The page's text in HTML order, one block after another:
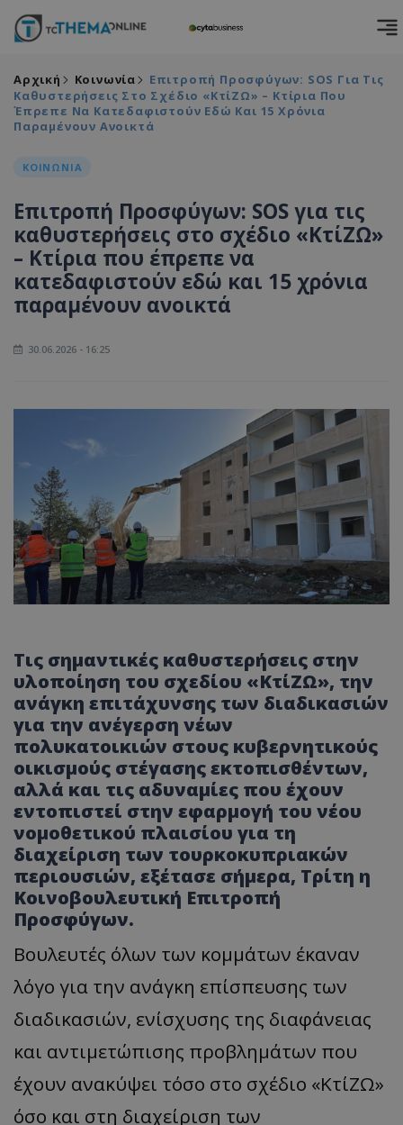
Αρχική Κοινωνία
Επιτροπή Προσφύγων: SOS Για Τις
Καθυστερήσεις Στο Σχέδιο «ΚτίΖΩ» – Κτίρια Που
Έπρεπε Να Κατεδαφιστούν Εδώ Και 15 Χρόνια
Παραμένουν Ανοικτά
ΚΟΙΝΩΝΙΑ
Επιτροπή Προσφύγων: SOS για τις
καθυστερήσεις στο σχέδιο «ΚτίΖΩ»
– Κτίρια που έπρεπε να
κατεδαφιστούν εδώ και 15 χρόνια
παραμένουν ανοικτά
30.06.2026 - 16:25
Τις σημαντικές καθυστερήσεις στην
υλοποίηση του σχεδίου «ΚτίΖΩ», την
ανάγκη επιτάχυνσης των διαδικασιών
για την ανέγερση νέων
πολυκατοικιών στους κυβερνητικούς
οικισμούς στέγασης εκτοπισθέντων,
αλλά και τις αδυναμίες που έχουν
εντοπιστεί στην εφαρμογή του νέου
νομοθετικού πλαισίου για τη
διαχείριση των τουρκοκυπριακών
περιουσιών, εξέτασε σήμερα, Τρίτη η
Κοινοβουλευτική Επιτροπή
Προσφύγων.
Βουλευτές όλων των κομμάτων έκαναν
λόγο για την ανάγκη επίσπευσης των
διαδικασιών, ενίσχυσης της διαφάνειας
και αντιμετώπισης προβλημάτων που
έχουν ανακύψει τόσο στο σχέδιο «ΚτίΖΩ»
όσο και στη διαχείριση των